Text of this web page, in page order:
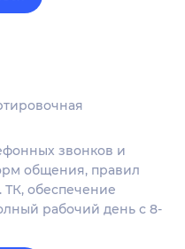
звонков и
общения, правил
ТК, обеспечение
рабочий день с 8-